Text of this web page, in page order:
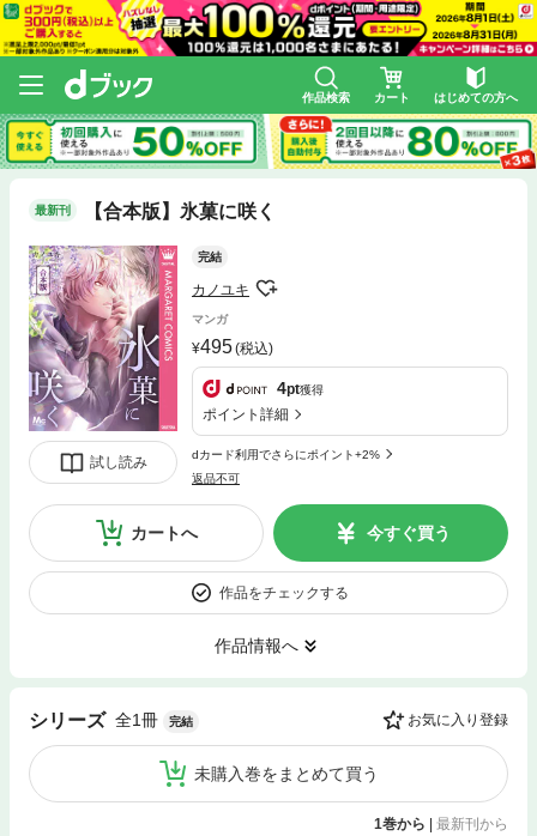
作品検索 カート はじめての方へ
最新刊 【合本版】氷菓に咲く
試し読み
完結
カノユキ
マンガ
495(税込)
4pt獲得
ポイント詳細
dカード利用でさらにポイント+2%
返品不可
カートへ 今すぐ買う
作品をチェックする
作品情報へ
シリーズ 全1冊 完結 お気に入り登録
未購入巻をまとめて買う
1巻から 最新刊から